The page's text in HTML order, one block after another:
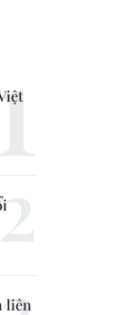
liên